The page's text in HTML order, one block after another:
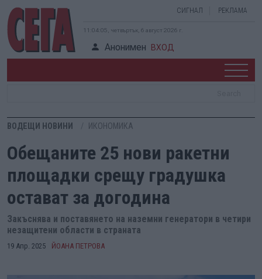
СИГНАЛ РЕКЛАМА
11:04:06, четвъртък, 6 август 2026 г.
Анонимен ВХОД
ВОДЕЩИ НОВИНИ ИКОНОМИКА
Обещаните 25 нови ракетни
площадки срещу градушка
остават за догодина
Закъснява и поставянето на наземни генератори в четири
незащитени области в страната
19 Апр. 2025 ЙОАНА ПЕТРОВА